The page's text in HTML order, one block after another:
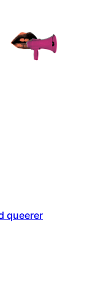
queerer